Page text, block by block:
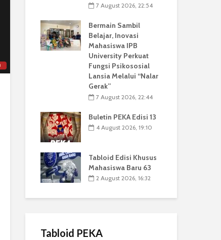
7 August 2026, 22:54
Bermain Sambil
Belajar, Inovasi
Mahasiswa IPB
University Perkuat
Fungsi Psikososial
Lansia Melalui “Nalar
Gerak”
7 August 2026, 22:44
Buletin PEKA Edisi 13
4 August 2026, 19:10
Tabloid Edisi Khusus
Mahasiswa Baru 63
2 August 2026, 16:32
Tabloid PEKA